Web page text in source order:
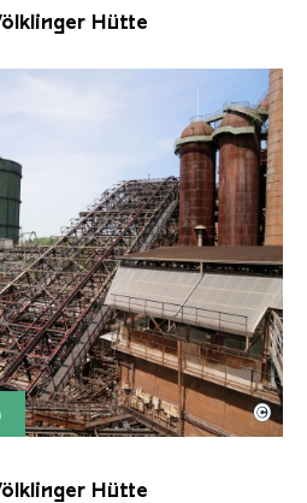
Hütte
der Völklinger Hütte mit
Völklinger Hütte | Karl
©
Hütte